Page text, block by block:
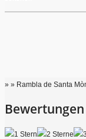
» » Rambla de Santa
Bewertungen